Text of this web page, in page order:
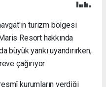
turizm bölgesi
Resort hakkında
büyük yankı uyandırırken,
çağırıyor.
kurumların verdiği